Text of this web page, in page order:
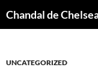
UNCATEGORIZED